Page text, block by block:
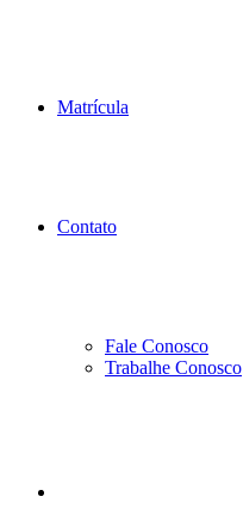
Matrícula
Contato
Fale Conosco
Trabalhe Conosco